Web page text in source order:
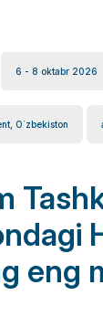
6 - 8 oktabr 2026
O`zbekiston
eng